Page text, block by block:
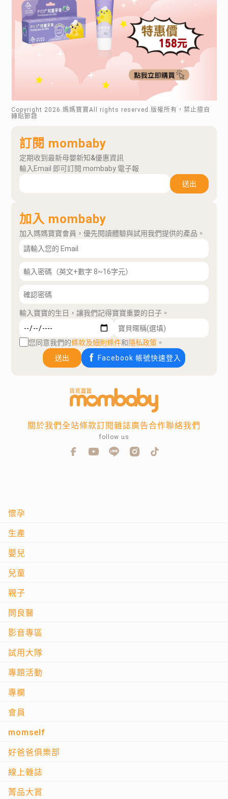
Copyright 2026 .媽媽寶寶All rights reserved.版權所有，禁止擅自
轉貼節錄
訂閱 mombaby
定期收到最新母嬰新知&優惠資訊
輸入Email 即可訂閱 mombaby 電子報
送出
加入 mombaby
加入媽媽寶寶會員，優先閱讀體驗與試用我們提供的產品。
輸入寶寶的生日，讓我們記得寶寶重要的日子。
您同意我們的條款及細則條件和隱私政策 。
送出
Facebook 帳號快速登入
懷孕
生產
嬰兒
兒童
親子
問良醫
影音專區
試用大隊
專題活動
專欄
會員
momself
好爸爸俱樂部
線上雜誌
菁品大賞
關於我們全站條款訂閱雜誌廣告合作聯絡我們
follow us